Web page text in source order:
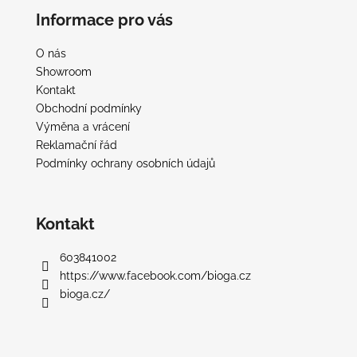
Informace pro vás
O nás
Showroom
Kontakt
Obchodní podmínky
Výměna a vrácení
Reklamační řád
Podmínky ochrany osobních údajů
Kontakt
603841002
https://www.facebook.com/bioga.cz
bioga.cz/